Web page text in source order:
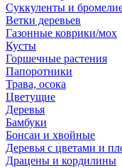
Суккуленты и
Ветки деревьев
Газонные коврики/мох
Кусты
Горшечные растения
Папоротники
Трава, осока
Цветущие
Деревья
Бамбуки
Бонсаи и хвойные
Деревья с цветами и
Драцены и кордилины